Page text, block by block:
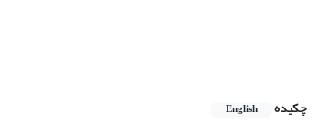
چکیده
English